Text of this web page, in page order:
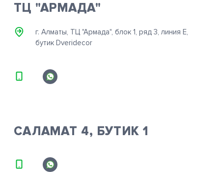
ТЦ "АРМАДА"
г. Алматы, ТЦ "Армада", блок 1, ряд 3, линия Е,
бутик Dveridecor
САЛАМАТ 4, БУТИК 1